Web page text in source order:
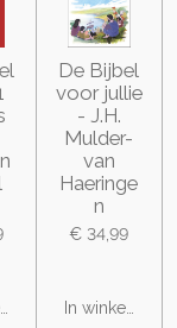
De Bijbel
voor jullie
- J.H.
Mulder-
van
Haeringe
n
€ 34,99
In